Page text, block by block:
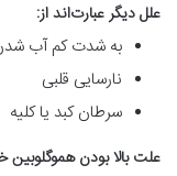
علل دیگر عبارت‌اند از:
به شدت کم آب
نارسایی قلبی
سرطان کبد یا کلیه
علت بالا بودن هموگلوبین